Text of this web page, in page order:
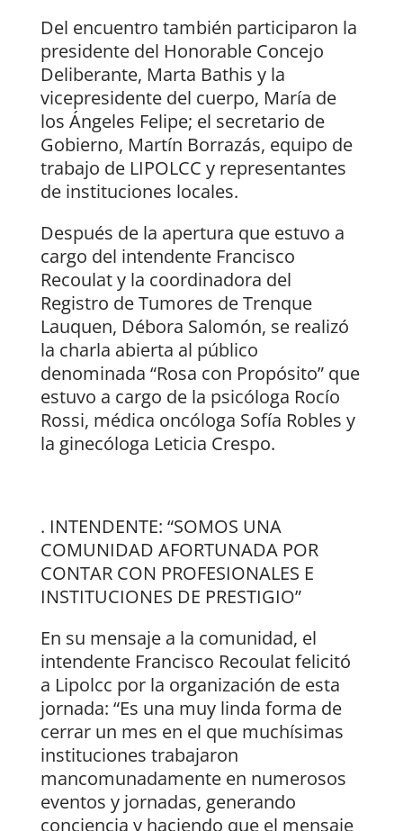
Del encuentro también participaron la
presidente del Honorable Concejo
Deliberante, Marta Bathis y la
vicepresidente del cuerpo, María de
los Ángeles Felipe; el secretario de
Gobierno, Martín Borrazás, equipo de
trabajo de LIPOLCC y representantes
de instituciones locales.
Después de la apertura que estuvo a
cargo del intendente Francisco
Recoulat y la coordinadora del
Registro de Tumores de Trenque
Lauquen, Débora Salomón, se realizó
la charla abierta al público
denominada “Rosa con Propósito” que
estuvo a cargo de la psicóloga Rocío
Rossi, médica oncóloga Sofía Robles y
la ginecóloga Leticia Crespo.
. INTENDENTE: “SOMOS UNA
COMUNIDAD AFORTUNADA POR
CONTAR CON PROFESIONALES E
INSTITUCIONES DE PRESTIGIO”
En su mensaje a la comunidad, el
intendente Francisco Recoulat felicitó
a Lipolcc por la organización de esta
jornada: “Es una muy linda forma de
cerrar un mes en el que muchísimas
instituciones trabajaron
mancomunadamente en numerosos
eventos y jornadas, generando
conciencia y haciendo que el mensaje